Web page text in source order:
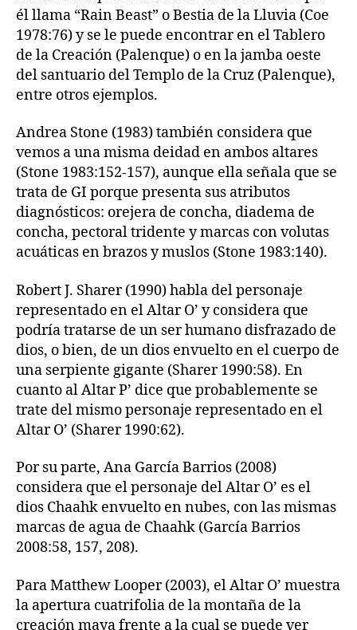
él llama “Rain Beast” o Bestia de la Lluvia (Coe
1978:76) y se le puede encontrar en el Tablero
de la Creación (Palenque) o en la jamba oeste
del santuario del Templo de la Cruz (Palenque),
entre otros ejemplos.
Andrea Stone (1983) también considera que
vemos a una misma deidad en ambos altares
(Stone 1983:152-157), aunque ella señala que se
trata de GI porque presenta sus atributos
diagnósticos: orejera de concha, diadema de
concha, pectoral tridente y marcas con volutas
acuáticas en brazos y muslos (Stone 1983:140).
Robert J. Sharer (1990) habla del personaje
representado en el Altar O’ y considera que
podría tratarse de un ser humano disfrazado de
dios, o bien, de un dios envuelto en el cuerpo de
una serpiente gigante (Sharer 1990:58). En
cuanto al Altar P’ dice que probablemente se
trate del mismo personaje representado en el
Altar O’ (Sharer 1990:62).
Por su parte, Ana García Barrios (2008)
considera que el personaje del Altar O’ es el
dios Chaahk envuelto en nubes, con las mismas
marcas de agua de Chaahk (García Barrios
2008:58, 157, 208).
Para Matthew Looper (2003), el Altar O’ muestra
la apertura cuatrifolia de la montaña de la
creación maya frente a la cual se puede ver